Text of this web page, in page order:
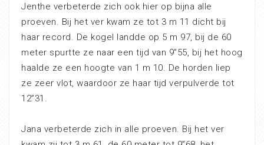
Jenthe verbeterde zich ook hier op bijna alle
proeven. Bij het ver kwam ze tot 3 m 11 dicht bij
haar record. De kogel landde op 5 m 97, bij de 60
meter spurtte ze naar een tijd van 9”55, bij het hoog
haalde ze een hoogte van 1 m 10. De horden liep
ze zeer vlot, waardoor ze haar tijd verpulverde tot
12”31.
Jana verbeterde zich in alle proeven. Bij het ver